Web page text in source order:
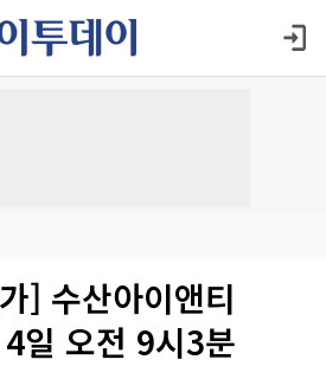
] 수산아이앤티
오전 9시3분